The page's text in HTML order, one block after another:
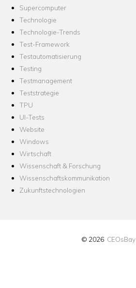
Supercomputer
Technologie
Technologie-Trends
Test-Framework
Testautomatisierung
Testing
Testmanagement
Teststrategie
TPU
UI-Tests
Website
Windows
Wirtschaft
Wissenschaft & Forschung
Wissenschaftskommunikation
Zukunftstechnologien
© 2026 CEOsBay